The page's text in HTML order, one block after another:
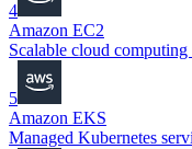
4
Amazon EC2
Scalable cloud
5
Amazon EKS
Managed Kubernetes